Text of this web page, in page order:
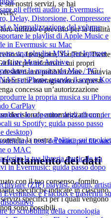
gli effetti audio in Evermusic:
Delay, Distorsione,
e Normalizzazione del volume
le playlist di Apple Music e
in Evermusic su Mac
una playlist M3U per Internet
Live Music Archive
la musica da Mac / PC /
su iPhone usando il server
la propria musica su
CarPlay
le copertine degli album
su Spotify: guida passo passo
desktop)
i testi dei brani per file
o MAC
la tua libreria musicale tra
in Evermusic: guida passo dopo
(ZIP) playlist, album,
Evermusic e Flacbox e trasferirli su
lo scrobbling della cronologia
sui nostri servizi, se hai
utilizzo è previsto per la finalità
Instagram, YouTube,
per informare sui propri
pubblicizzare.
che interagiscono su questi
concessa un’autorizzazione
decisionale automatizzato con i
la nostraPolitica sui cookie.
dei dati
con il tuo consenso, fornito
specifiche indicate in
specifici per i quali vengono
sono possibili.